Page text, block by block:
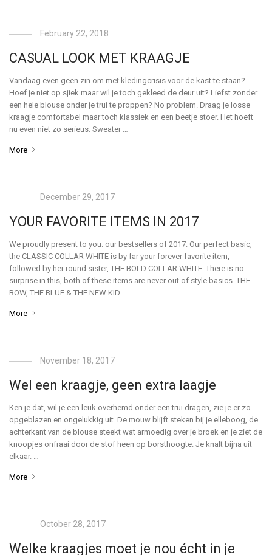
February 22, 2018
CASUAL LOOK MET KRAAGJE
Vandaag even geen zin om met kledingcrisis voor de kast te staan?
Hoef je niet op sjiek maar wil je toch gekleed de deur uit? Liefst zonder
een hele blouse onder je trui te proppen? No problem. Draag je losse
kraagje comfortabel maar toch klassiek en een beetje stoer. Het hoeft
nu even niet zo serieus. Sweater …
More
December 29, 2017
YOUR FAVORITE ITEMS IN 2017
We proudly present to you: our bestsellers of 2017. Our perfect basic,
the CLASSIC COLLAR WHITE is by far your forever favorite item,
followed by her round sister, THE BOLD COLLAR WHITE. There is no
surprise in this, both of these items are never out of style basics. THE
BOW, THE BLUE & THE NEW KID …
More
November 18, 2017
Wel een kraagje, geen extra laagje
Ken je dat, wil je een leuk overhemd onder een trui dragen, zie je er zo
opgeblazen en ongelukkig uit. De mouw blijft steken bij je elleboog, de
achterkant van de blouse steekt wat armoedig over je broek en je ziet de
knoopjes onfraai door de stof heen op borsthoogte. Je knalt bijna uit
elkaar. …
More
October 28, 2017
Welke kraagjes moet je nou écht in je